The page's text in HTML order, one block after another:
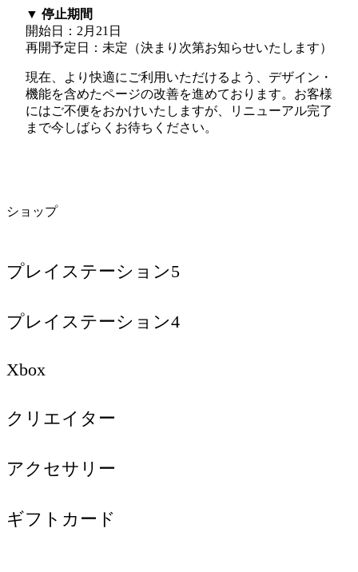
▼ 停止期間
開始日：2月21日
再開予定日：未定（決まり次第お知らせいたします）
現在、より快適にご利用いただけるよう、デザイン・
機能を含めたページの改善を進めております。お客様
にはご不便をおかけいたしますが、リニューアル完了
まで今しばらくお待ちください。
ショップ
プレイステーション5
プレイステーション4
Xbox
クリエイター
アクセサリー
ギフトカード